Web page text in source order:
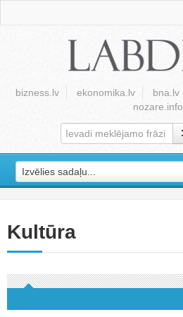
bizness.lv ekonomika.lv bna.lv
nozare.info
Izvēlies sadaļu...
Kultūra